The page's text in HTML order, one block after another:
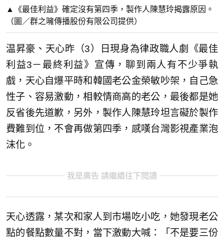
▲《最佳利益》確定沒有第四季，製作人陳慧玲揭露原因。
（圖／群之噰傳播股份有限公司提供）
温昇豪、天心昨（3）日現身為律政職人劇《最佳
利益3－最終利益》宣傳，聊到兩人有不少爭執
戲，天心自爆平時和韓國老公金榮敏吵架，自己急
性子、容易激動，相較情商高的老公，最後都是她
反省後先道歉，另外，製作人陳慧玲坦言礙於製作
費難到位，不會再做第四季，感嘆台灣影視產業泡
沫化。
我是廣告 請繼續往下閱讀
天心透露，某次和家人到市場吃小吃，她發現老公
點的餐點數量不對，當下激動大喊：「不是要三份